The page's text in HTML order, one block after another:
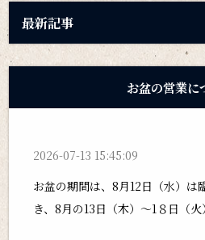
最新記事
お盆の営業に
2026-07-13 15:45:09
お盆の期間は、8月12日（水）は
き、8月の13日（木）～1８日（